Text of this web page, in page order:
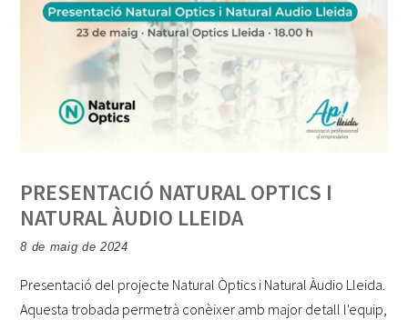
PRESENTACIÓ NATURAL OPTICS I
NATURAL ÀUDIO LLEIDA
8 de maig de 2024
Presentació del projecte Natural Òptics i Natural Àudio Lleida.
Aquesta trobada permetrà conèixer amb major detall l'equip,